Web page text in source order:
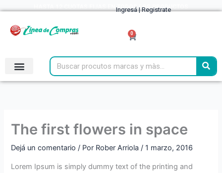
contenido
HASTA 12 CUOTAS FIJAS EN TODOS LOS PRODUCTOS
Ingresá | Registrate
0
Cart
Search
The first flowers in space
Dejá un comentario / Por Rober Arriola/1 marzo, 2016
Lorem Ipsum is simply dummy text of the printing and